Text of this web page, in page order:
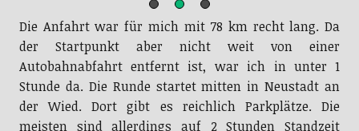
Die Anfahrt war für mich mit 78 km recht lang. Da
der Startpunkt aber nicht weit von einer
Autobahnabfahrt entfernt ist, war ich in unter 1
Stunde da. Die Runde startet mitten in Neustadt an
der Wied. Dort gibt es reichlich Parkplätze. Die
meisten sind allerdings auf 2 Stunden Standzeit